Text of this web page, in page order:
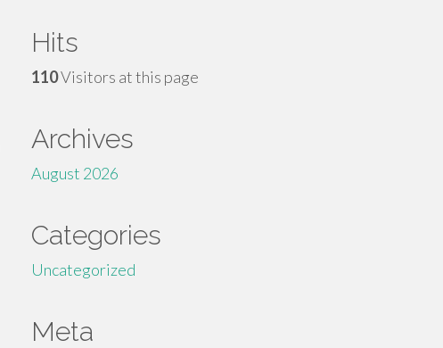
Hits
110Visitors at this page
Archives
August 2026
Categories
Uncategorized
Meta